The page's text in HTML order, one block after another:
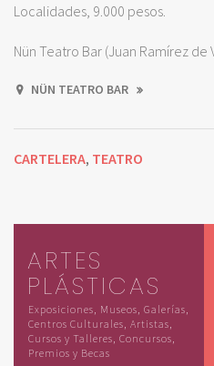
Localidades, 9.000 pesos.
Nün Teatro Bar (Juan Ramírez de
NÜN TEATRO BAR
CARTELERA, TEATRO
ARTES
PLÁSTICAS
Exposiciones, Museos, Galerías,
Centros Culturales, Artistas,
Cursos y Talleres, Concursos,
Premios y Becas